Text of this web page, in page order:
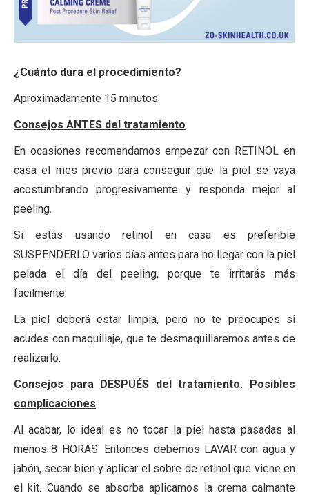
¿Cuánto dura el procedimiento?
Aproximadamente 15 minutos
Consejos ANTES del tratamiento
En ocasiones recomendamos empezar con RETINOL en
casa el mes previo para conseguir que la piel se vaya
acostumbrando progresivamente y responda mejor al
peeling.
Si estás usando retinol en casa es preferible
SUSPENDERLO varios días antes para no llegar con la piel
pelada el día del peeling, porque te irritarás más
fácilmente.
La piel deberá estar limpia, pero no te preocupes si
acudes con maquillaje, que te desmaquillaremos antes de
realizarlo.
Consejos para DESPUÉS del tratamiento. Posibles
complicaciones
Al acabar, lo ideal es no tocar la piel hasta pasadas al
menos 8 HORAS. Entonces debemos LAVAR con agua y
jabón, secar bien y aplicar el sobre de retinol que viene en
el kit. Cuando se absorba aplicamos la crema calmante